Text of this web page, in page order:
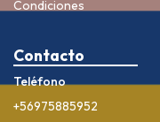
Condiciones
Contacto
Teléfono
+56975885952